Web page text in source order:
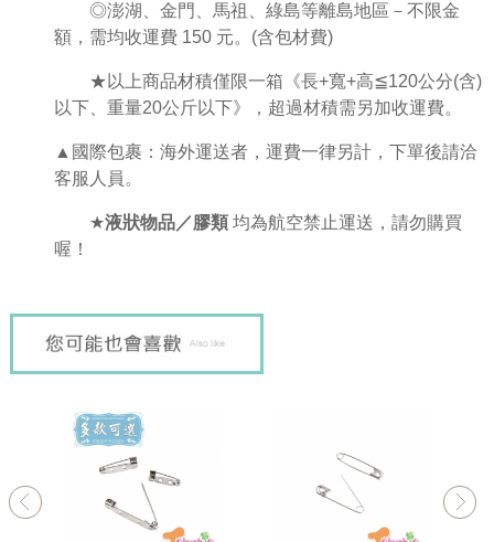
◎澎湖、金門、馬祖、綠島等離島地區－不限金
額，需均收運費 150 元。(含包材費)
★ 以上商品材積僅限一箱《長+寬+高≦120公分(含)
以下、重量20公斤以下》，超過材積需另加收運費。
▲國際包裹：海外運送者，運費一律另計，下單後請洽
客服人員。
★液狀物品／膠類均為航空禁止運送，請勿購買
喔！